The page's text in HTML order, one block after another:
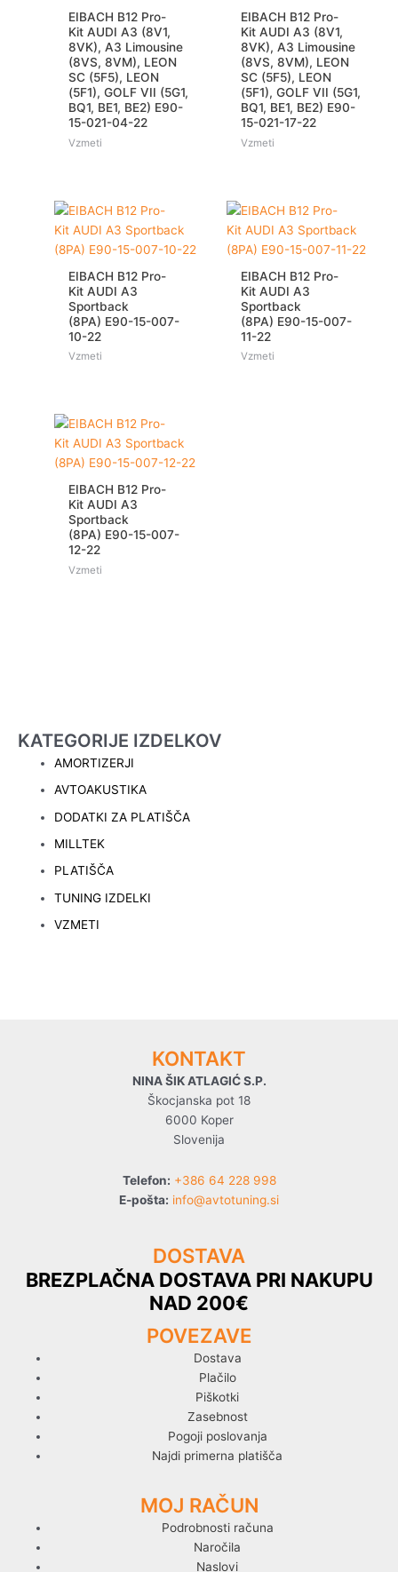
KATEGORIJE IZDELKOV
AMORTIZERJI
AVTOAKUSTIKA
DODATKI ZA PLATIŠČA
MILLTEK
PLATIŠČA
TUNING IZDELKI
VZMETI
EIBACH B12 Pro-
Kit AUDI A3 (8V1,
8VK), A3 Limousine
(8VS, 8VM), LEON
SC (5F5), LEON
(5F1), GOLF VII (5G1,
BQ1, BE1, BE2) E90-
15-021-04-22
Vzmeti
EIBACH B12 Pro-
Kit AUDI A3 (8V1,
8VK), A3 Limousine
(8VS, 8VM), LEON
SC (5F5), LEON
(5F1), GOLF VII (5G1,
BQ1, BE1, BE2) E90-
15-021-17-22
Vzmeti
EIBACH B12 Pro-
Kit AUDI A3
Sportback
(8PA) E90-15-007-
10-22
Vzmeti
EIBACH B12 Pro-
Kit AUDI A3
Sportback
(8PA) E90-15-007-
11-22
Vzmeti
EIBACH B12 Pro-
Kit AUDI A3
Sportback
(8PA) E90-15-007-
12-22
Vzmeti
KONTAKT
NINA ŠIK ATLAGIĆ S.P.
Škocjanska pot 18
6000 Koper
Slovenija
Telefon: +386 64 228 998
E-pošta: info@avtotuning.si
DOSTAVA
BREZPLAČNA DOSTAVA PRI NAKUPU
NAD 200€
POVEZAVE
Dostava
Plačilo
Piškotki
Zasebnost
Pogoji poslovanja
Najdi primerna platišča
MOJ RAČUN
Podrobnosti računa
Naročila
Naslovi